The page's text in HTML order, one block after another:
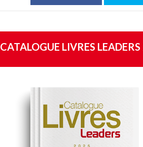
CATALOGUE LIVRES